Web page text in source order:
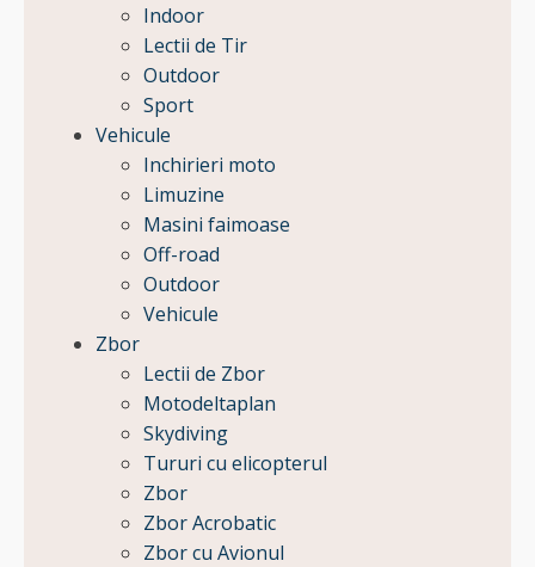
Indoor
Lectii de Tir
Outdoor
Sport
Vehicule
Inchirieri moto
Limuzine
Masini faimoase
Off-road
Outdoor
Vehicule
Zbor
Lectii de Zbor
Motodeltaplan
Skydiving
Tururi cu elicopterul
Zbor
Zbor Acrobatic
Zbor cu Avionul